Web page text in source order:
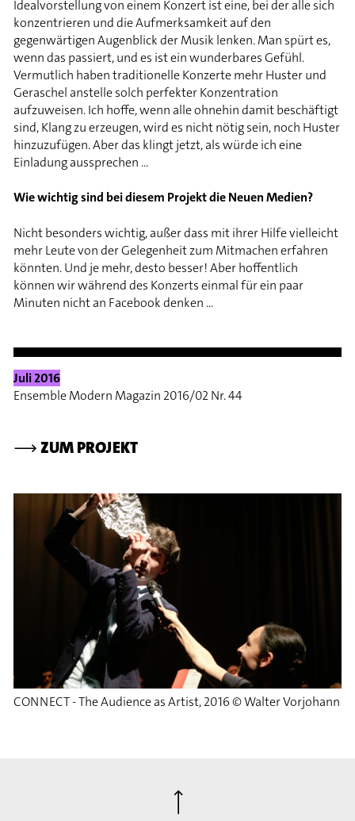
Juli 2016
Ensemble Modern Magazin 2016/02 Nr. 44
⟶ZUM PROJEKT
CONNECT - The Audience as Artist, 2016 © Walter Vorjohann
Idealvorstellung von einem Konzert ist eine, bei der alle sich
konzentrieren und die Aufmerksamkeit auf den
gegenwärtigen Augenblick der Musik lenken. Man spürt es,
wenn das passiert, und es ist ein wunderbares Gefühl.
Vermutlich haben traditionelle Konzerte mehr Huster und
Geraschel anstelle solch perfekter Konzentration
aufzuweisen. Ich hoffe, wenn alle ohnehin damit beschäftigt
sind, Klang zu erzeugen, wird es nicht nötig sein, noch Huster
hinzuzufügen. Aber das klingt jetzt, als würde ich eine
Einladung aussprechen ...
Wie wichtig sind bei diesem Projekt die Neuen Medien?
Nicht besonders wichtig, außer dass mit ihrer Hilfe vielleicht
mehr Leute von der Gelegenheit zum Mitmachen erfahren
könnten. Und je mehr, desto besser! Aber hoffentlich
können wir während des Konzerts einmal für ein paar
Minuten nicht an Facebook denken ...
⟶